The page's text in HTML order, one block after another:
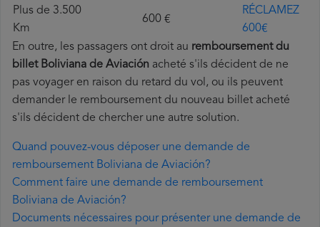
Plus de 3.500
Km
600 €
RÉCLAMEZ
600€
En outre, les passagers ont droit au remboursement du
billet Boliviana de Aviación acheté s'ils décident de ne
pas voyager en raison du retard du vol, ou ils peuvent
demander le remboursement du nouveau billet acheté
s'ils décident de chercher une autre solution.
Quand pouvez-vous déposer une demande de
remboursement Boliviana de Aviación?
Comment faire une demande de remboursement
Boliviana de Aviación?
Documents nécessaires pour présenter une demande de